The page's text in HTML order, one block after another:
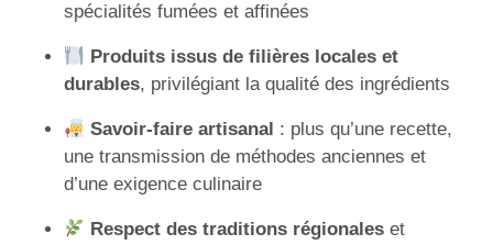
spécialités fumées et affinées
Produits issus de filières locales et
durables, privilégiant la qualité des ingrédients
Savoir-faire artisanal : plus qu’une recette,
une transmission de méthodes anciennes et
d’une exigence culinaire
Respect des traditions régionales et